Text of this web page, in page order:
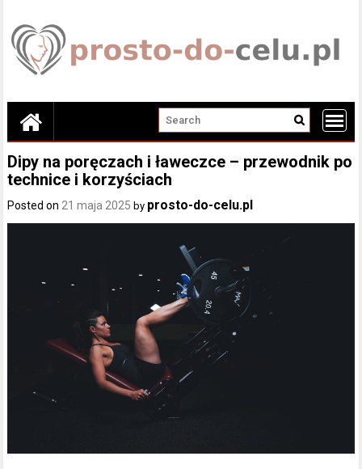
content
Dipy na poręczach i ławeczce – przewodnik po
technice i korzyściach
Posted on21 maja 2025 by prosto-do-celu.pl